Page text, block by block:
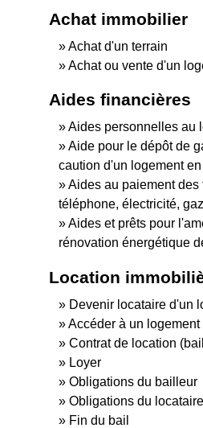
Achat immobilier
Achat d'un terrain
Achat ou vente d'un
Aides financières
Aides personnelles au
Aide pour le dépôt de
caution d'un logement
Aides au paiement des
téléphone, électricité, gaz
Aides et prêts pour
rénovation énergétique
Location
Devenir locataire d'un
Accéder à un logement
Contrat de location
Loyer
Obligations du bailleur
Obligations du locataire
Fin du bail